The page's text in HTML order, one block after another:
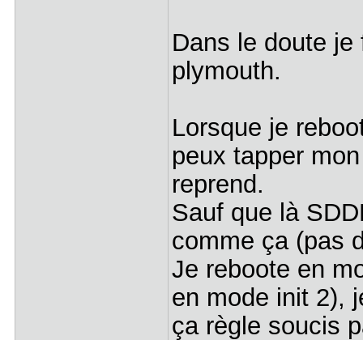
Dans le doute
plymouth.
Lorsque je
peux tapper
reprend.
Sauf que là
comme ça (pas
Je reboote en
en mode init 2),
ça règle soucis